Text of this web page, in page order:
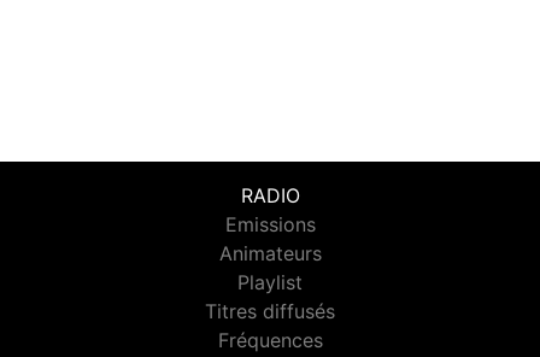
RADIO
Emissions
Animateurs
Playlist
Titres diffusés
Fréquences